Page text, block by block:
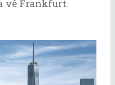
về Frankfurt.